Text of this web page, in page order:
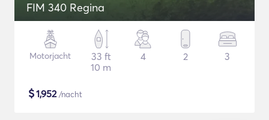
FIM 340 Regina
Motorjacht
33 ft
10 m
4 2 3
$1,952/nacht